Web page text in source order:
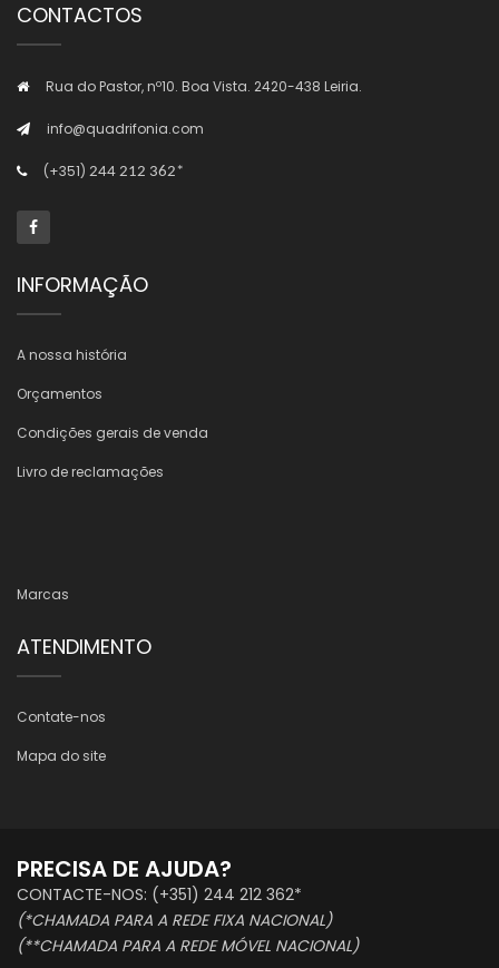
CONTACTOS
Rua do Pastor, nº10. Boa Vista. 2420-438 Leiria.
info@quadrifonia.com
(+351) 244 212 362*
INFORMAÇÃO
A nossa história
Orçamentos
Condições gerais de venda
Livro de reclamações
Marcas
ATENDIMENTO
Contate-nos
Mapa do site
PRECISA DE AJUDA?
CONTACTE-NOS: (+351) 244 212 362*
(*CHAMADA PARA A REDE FIXA NACIONAL)
(**CHAMADA PARA A REDE MÓVEL NACIONAL)